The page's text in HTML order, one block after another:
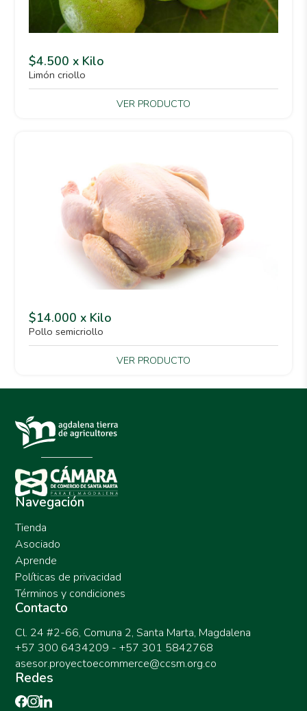
$4.500 x Kilo
Limón criollo
VER PRODUCTO
$14.000 x Kilo
Pollo semicriollo
VER PRODUCTO
Navegación
Tienda
Asociado
Aprende
Políticas de privacidad
Términos y condiciones
Contacto
Cl. 24 #2-66, Comuna 2, Santa Marta, Magdalena
+57 300 6434209 - +57 301 5842768
asesor.proyectoecommerce@ccsm.org.co
Redes